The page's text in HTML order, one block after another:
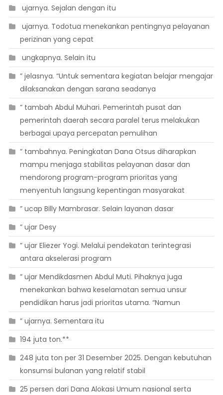
 ujarnya. Sejalan dengan itu
 ujarnya. Todotua menekankan pentingnya pelayanan
perizinan yang cepat
 ungkapnya. Selain itu
” jelasnya. “Untuk sementara kegiatan belajar mengajar
dilaksanakan dengan sarana seadanya
” tambah Abdul Muhari. Pemerintah pusat dan
pemerintah daerah secara paralel terus melakukan
berbagai upaya percepatan pemulihan
” tambahnya. Peningkatan Dana Otsus diharapkan
mampu menjaga stabilitas pelayanan dasar dan
mendorong program-program prioritas yang
menyentuh langsung kepentingan masyarakat
” ucap Billy Mambrasar. Selain layanan dasar
” ujar Desy
” ujar Eliezer Yogi. Melalui pendekatan terintegrasi
antara akselerasi program
” ujar Mendikdasmen Abdul Muti. Pihaknya juga
menekankan bahwa keselamatan semua unsur
pendidikan harus jadi prioritas utama. “Namun
” ujarnya. Sementara itu
194 juta ton.**
248 juta ton per 31 Desember 2025. Dengan kebutuhan
konsumsi bulanan yang relatif stabil
25 persen dari Dana Alokasi Umum nasional serta